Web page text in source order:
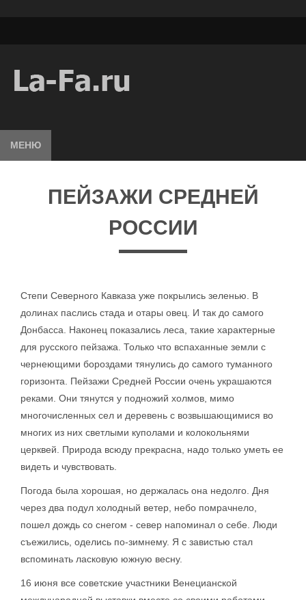
МЕНЮ
ПЕЙЗАЖИ СРЕДНЕЙ
РОССИИ
Степи Северного Кавказа уже покрылись зеленью. В
долинах паслись стада и отары овец. И так до самого
Донбасса. Наконец показались леса, такие характерные
для русского пейзажа. Только что вспаханные земли с
чернеющими бороздами тянулись до самого туманного
горизонта. Пейзажи Средней России очень украшаются
реками. Они тянутся у подножий холмов, мимо
многочисленных сел и деревень с возвышающимися во
многих из них светлыми куполами и колокольнями
церквей. Природа всюду прекрасна, надо только уметь ее
видеть и чувствовать.
Погода была хорошая, но держалась она недолго. Дня
через два подул холодный ветер, небо помрачнело,
пошел дождь со снегом - север напоминал о себе. Люди
съежились, оделись по-зимнему. Я с завистью стал
вспоминать ласковую южную весну.
16 июня все советские участники Венецианской